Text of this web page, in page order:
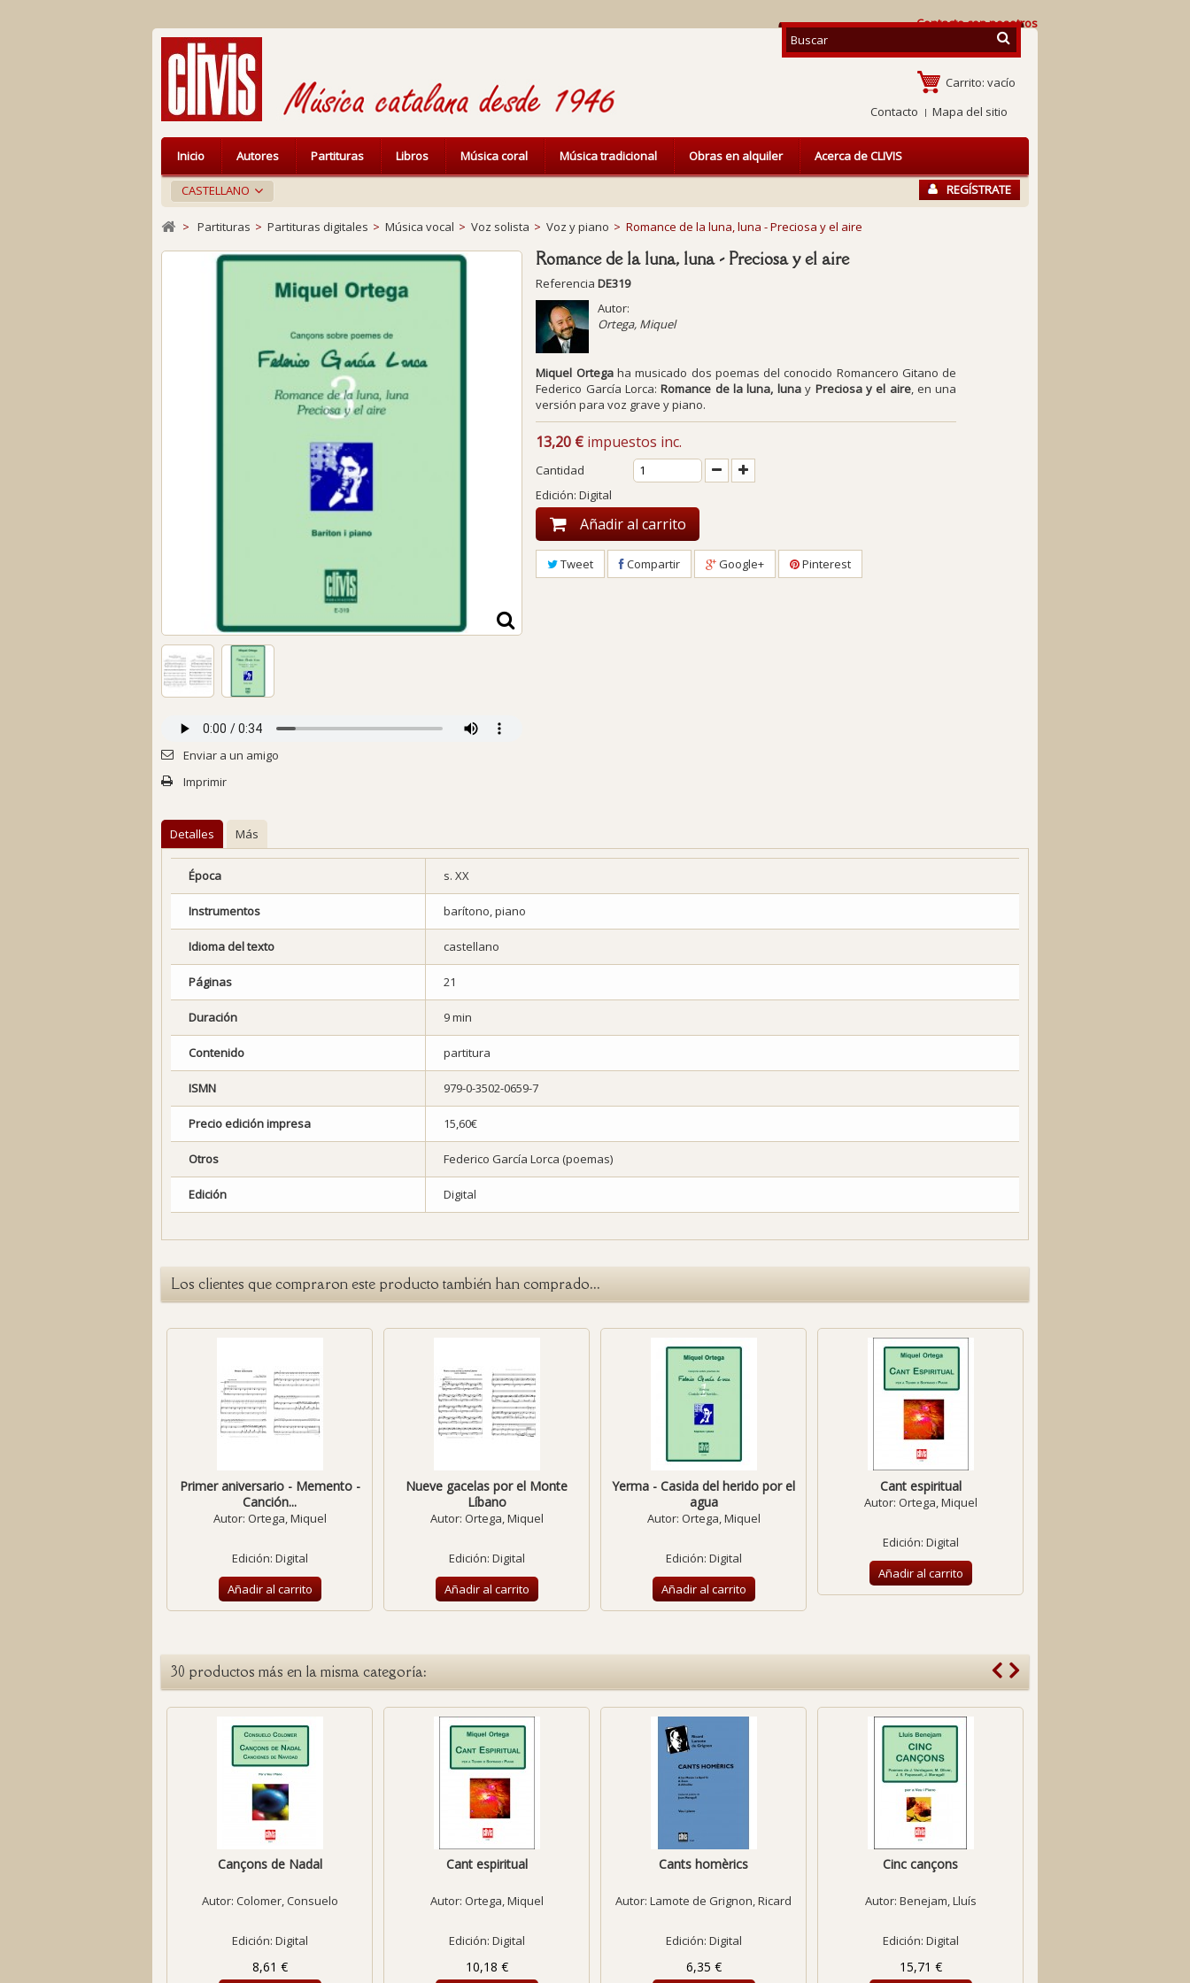
Contacte con nosotros
Carrito: vacío
Contacto
Mapa del sitio
CASTELLANO REGÍSTRATE
Inicio Autores Partituras Libros Música coral Música tradicional Obras en alquiler Acerca de CLIVIS
> Partituras > Partituras digitales > Música vocal > Voz solista > Voz y piano > Romance de la luna, luna - Preciosa y el aire
Enviar a un amigo
Imprimir
Romance de la luna, luna - Preciosa y el aire
Referencia DE319
Autor:
Ortega, Miquel
Miquel Ortegaha musicado dos poemas del conocido Romancero Gitano de
Federico García Lorca:Romance de la luna, lunay Preciosa y el aire, en una
versión para voz grave y piano.
13,20 € impuestos inc.
Cantidad
Edición: Digital
Añadir al carrito
Tweet Compartir Google+ Pinterest
Detalles Más
Época s. XX
Instrumentos barítono, piano
Idioma del texto castellano
Páginas 21
Duración 9 min
Contenido partitura
ISMN 979-0-3502-0659-7
Precio edición impresa 15,60€
Otros Federico García Lorca (poemas)
Edición Digital
Los clientes que compraron este producto también han comprado...
Primer aniversario - Memento -
Canción...
Autor: Ortega, Miquel
Edición: Digital
Añadir al carrito
Nueve gacelas por el Monte
Líbano
Autor: Ortega, Miquel
Edición: Digital
Añadir al carrito
Yerma - Casida del herido por el
agua
Autor: Ortega, Miquel
Edición: Digital
Añadir al carrito
Cant espiritual
Autor: Ortega, Miquel
Edición: Digital
Añadir al carrito
30 productos más en la misma categoría:
Cançons de Nadal
Autor: Colomer, Consuelo
Edición: Digital
8,61 €
Cant espiritual
Autor: Ortega, Miquel
Edición: Digital
10,18 €
Cants homèrics
Autor: Lamote de Grignon, Ricard
Edición: Digital
6,35 €
Cinc cançons
Autor: Benejam, Lluís
Edición: Digital
15,71 €